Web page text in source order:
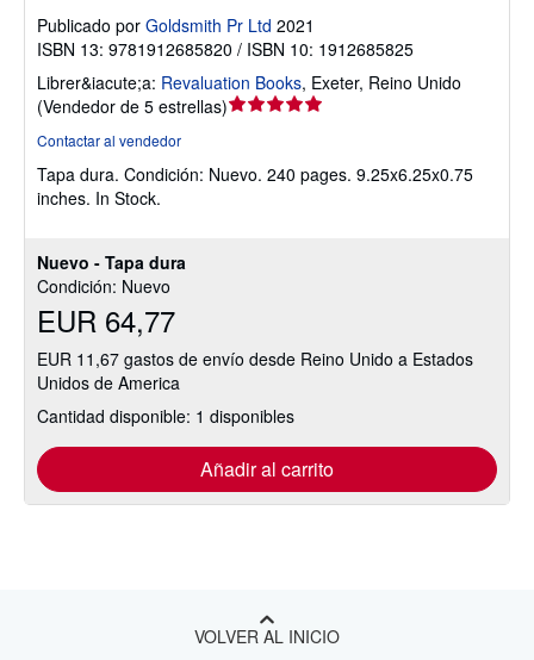
Nuevo - Tapa dura
Condición: Nuevo
EUR 64,77
EUR 11,67 gastos de envío desde Reino Unido a Estados
Unidos de America
Cantidad disponible: 1 disponibles
Añadir al carrito
Publicado por Goldsmith Pr Ltd 2021
ISBN 13: 9781912685820 / ISBN 10: 1912685825
Librer&iacute;a: Revaluation Books, Exeter, Reino Unido
(Vendedor de 5 estrellas)Calificación
5
Contactar al vendedor
Tapa dura. Condición: Nuevo. 240 pages. 9.25x6.25x0.75
inches. In Stock.
VOLVER AL INICIO